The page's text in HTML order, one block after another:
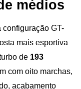
médios
configuração GT-
mais esportiva
de 193
com oito marchas,
acabamento